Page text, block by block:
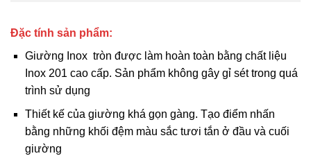
Đặc tính sản phẩm:
Giường Inox tròn được làm hoàn toàn bằng chất liệu
Inox 201 cao cấp. Sản phẩm không gây gỉ sét trong quá
trình sử dụng
Thiết kế của giường khá gọn gàng. Tạo điểm nhấn
bằng những khối đệm màu sắc tươi tắn ở đầu và cuối
giường